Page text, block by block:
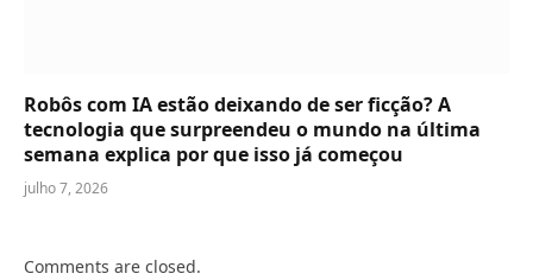
Robôs com IA estão deixando de ser ficção? A
tecnologia que surpreendeu o mundo na última
semana explica por que isso já começou
julho 7, 2026
Comments are closed.